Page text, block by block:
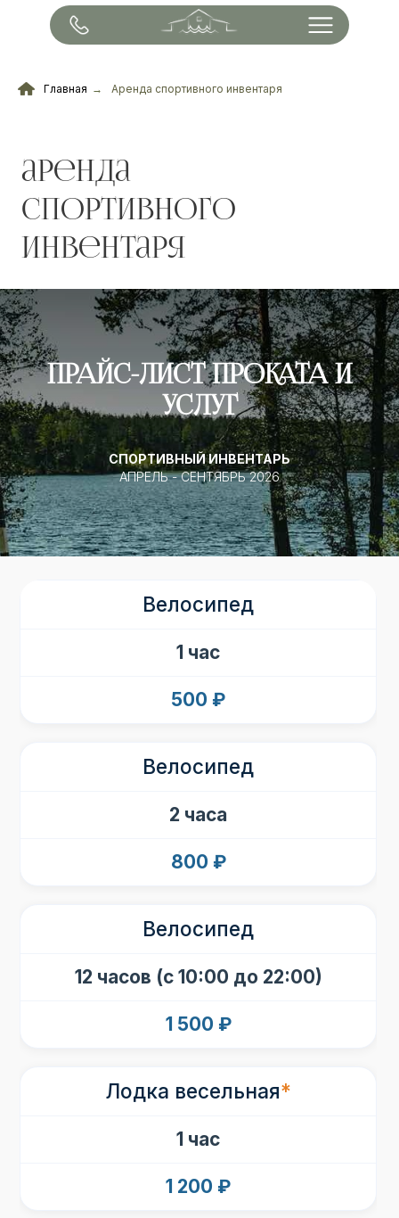
Главная → Аренда спортивного инвентаря
инвентаря
ПРАЙС-ЛИСТ ПРОКАТА И
УСЛУГ
СПОРТИВНЫЙ ИНВЕНТАРЬ
АПРЕЛЬ - СЕНТЯБРЬ 2026
Велосипед
1 час
500 ₽
Велосипед
2 часа
800 ₽
Велосипед
12 часов (с 10:00 до 22:00)
1 500 ₽
Лодка весельная*
1 час
1 200 ₽